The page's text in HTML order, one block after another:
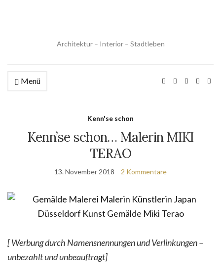
Architektur – Interior – Stadtleben
Menü
Kenn'se schon
Kenn’se schon… Malerin MIKI
TERAO
13. November 2018 2 Kommentare
[ Werbung durch Namensnennungen und Verlinkungen –
unbezahlt und unbeauftragt]